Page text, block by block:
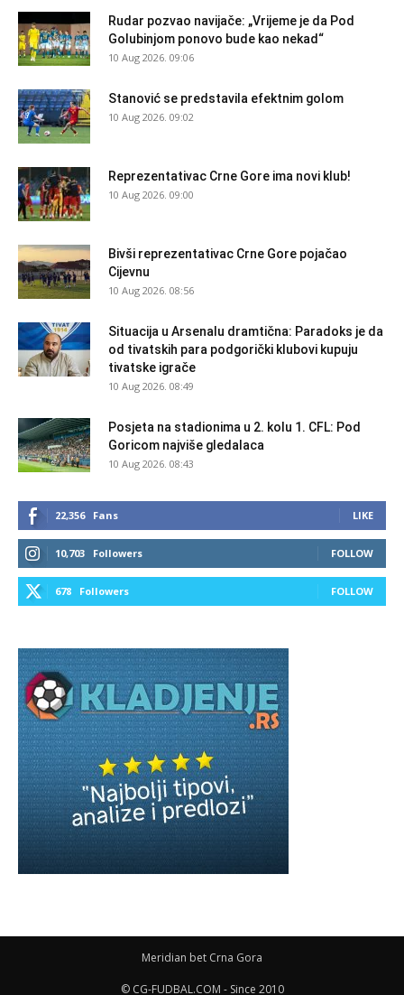
Rudar pozvao navijače: „Vrijeme je da Pod
Golubinjom ponovo bude kao nekad“
10 Aug 2026. 09:06
Stanović se predstavila efektnim golom
10 Aug 2026. 09:02
Reprezentativac Crne Gore ima novi klub!
10 Aug 2026. 09:00
Bivši reprezentativac Crne Gore pojačao
Cijevnu
10 Aug 2026. 08:56
Situacija u Arsenalu dramtična: Paradoks je da
od tivatskih para podgorički klubovi kupuju
tivatske igrače
10 Aug 2026. 08:49
Posjeta na stadionima u 2. kolu 1. CFL: Pod
Goricom najviše gledalaca
10 Aug 2026. 08:43
22,356 Fans LIKE
10,703 Followers FOLLOW
678 Followers FOLLOW
Meridian bet Crna Gora
© CG-FUDBAL.COM - Since 2010